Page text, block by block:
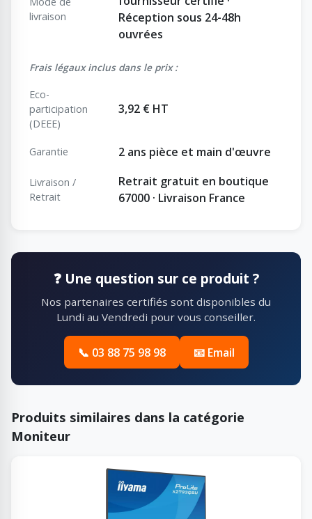
livraison
Réception sous 24-48h
ouvrées
Frais légaux inclus dans le prix :
Eco-
participation
(DEEE)
3,92 € HT
Garantie 2 ans pièce et main d'œuvre
Livraison /
Retrait
Retrait gratuit en boutique
67000 · Livraison France
❓ Une question sur ce produit ?
Nos partenaires certifiés sont disponibles du
Lundi au Vendredi pour vous conseiller.
📞 03 88 75 98 98 📧 Email
Produits similaires dans la catégorie
Moniteur